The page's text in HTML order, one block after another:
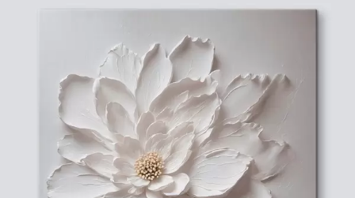
Стійкість до вицвітання
Безпечне чорнило без запаху
Поверхня з текстурою полотна
Екологічний матеріал
Преміум
363.00грн
Яскраві, насичені кольори